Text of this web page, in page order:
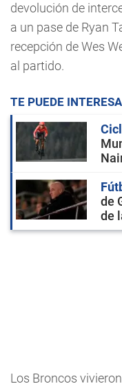
devolución de
a un pase de Ryan
recepción de Wes
al partido.
TE PUEDE
de
de
Los Broncos